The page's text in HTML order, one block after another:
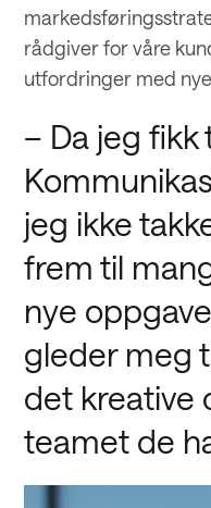
rådgiver for våre
utfordringer med
– Da jeg
jeg ikke
frem til
nye
gleder meg
det kreative
teamet de